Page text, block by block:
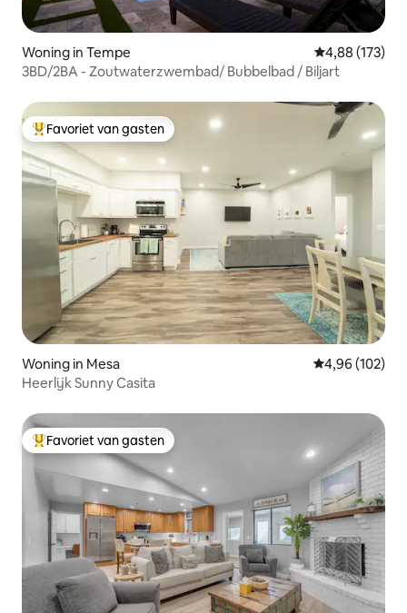
Woning in Tempe Gemiddelde
4,88 (173)
3BD/2BA - Zoutwaterzwembad/ Bubbelbad / Biljart
Topfavoriet van gasten
Favoriet van gasten
Woning in Mesa Gemiddelde
4,96 (102)
Heerlijk Sunny Casita
Topfavoriet van gasten
Favoriet van gasten